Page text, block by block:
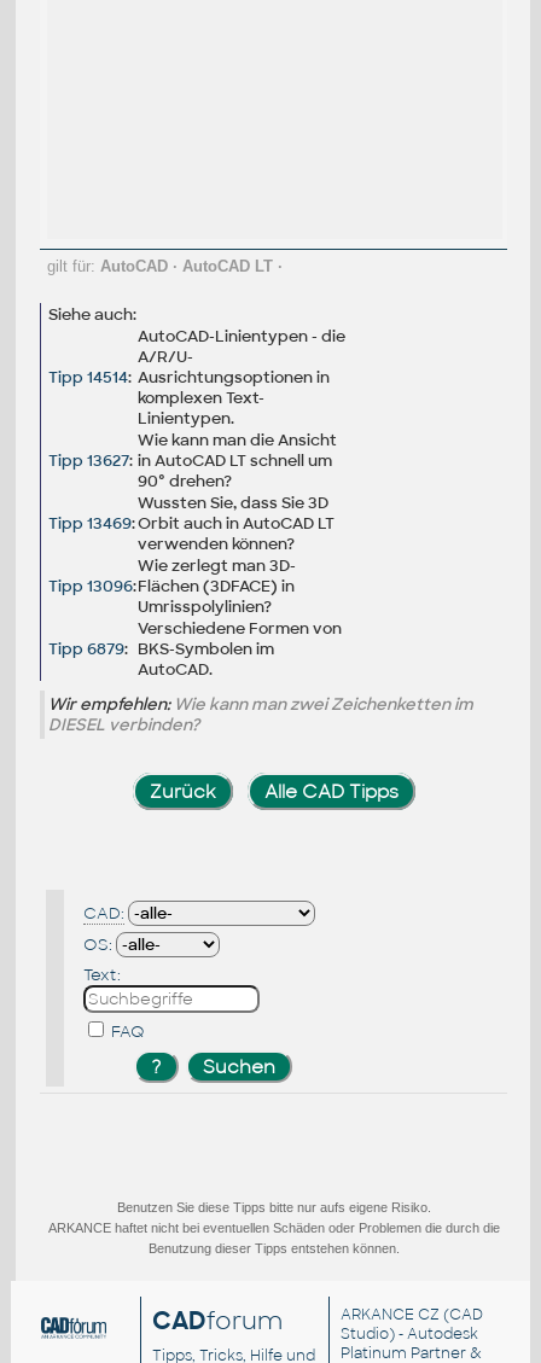
gilt für: AutoCAD· AutoCAD LT·
Siehe auch:
Tipp 14514:
AutoCAD-Linientypen - die
A/R/U-
Ausrichtungsoptionen in
komplexen Text-
Linientypen.
Tipp 13627:
Wie kann man die Ansicht
in AutoCAD LT schnell um
90° drehen?
Tipp 13469:
Wussten Sie, dass Sie 3D
Orbit auch in AutoCAD LT
verwenden können?
Tipp 13096:
Wie zerlegt man 3D-
Flächen (3DFACE) in
Umrisspolylinien?
Tipp 6879:
Verschiedene Formen von
BKS-Symbolen im
AutoCAD.
Wir empfehlen: Wie kann man zwei Zeichenketten im
DIESEL verbinden?
Zurück Alle CAD Tipps
CAD:
OS:
Text:
FAQ
Benutzen Sie diese Tipps bitte nur aufs eigene Risiko.
ARKANCE haftet nicht bei eventuellen Schäden oder Problemen die durch die
Benutzung dieser Tipps entstehen können.
CADforum
Tipps, Tricks, Hilfe und
ARKANCE CZ (CAD
Studio) - Autodesk
Platinum Partner &